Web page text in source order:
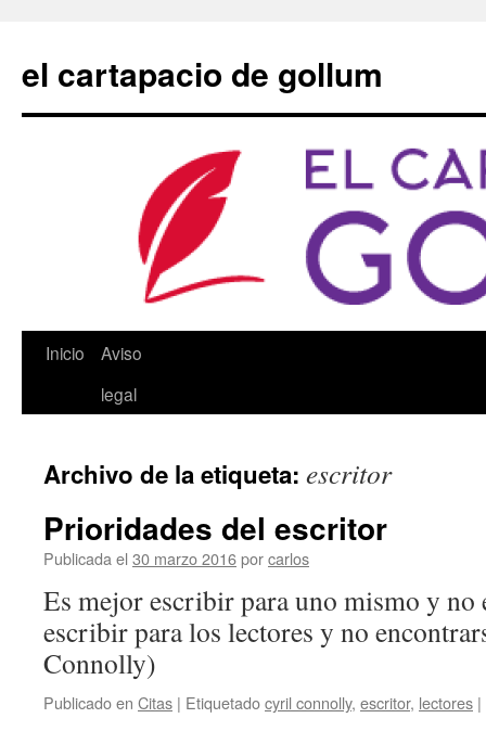
contenido
el cartapacio de gollum
Inicio
Aviso
legal
Archivo de la etiqueta: escritor
Prioridades del escritor
Publicada el 30 marzo 2016porcarlos
Es mejor escribir para uno mismo y no
escribir para los lectores y no
Connolly)
Publicado en Citas | Etiquetadocyril connolly, escritor, lectores |